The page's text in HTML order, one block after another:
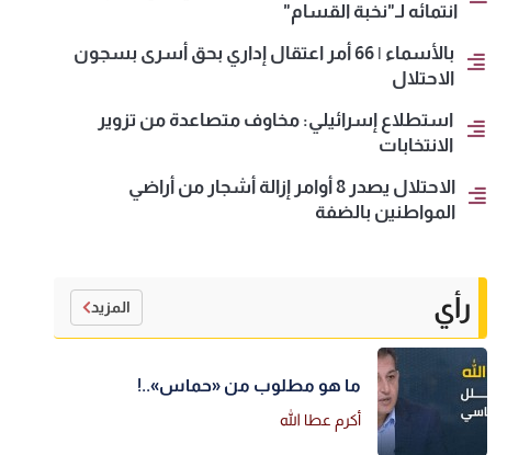
انتمائه لـ"نخبة القسام"
بالأسماء | 66 أمر اعتقال إداري بحق أسرى بسجون
الاحتلال
استطلاع إسرائيلي: مخاوف متصاعدة من تزوير
الانتخابات
الاحتلال يصدر 8 أوامر إزالة أشجار من أراضي
المواطنين بالضفة
رأي المزيد
ما هو مطلوب من «حماس»..!
أكرم عطا الله